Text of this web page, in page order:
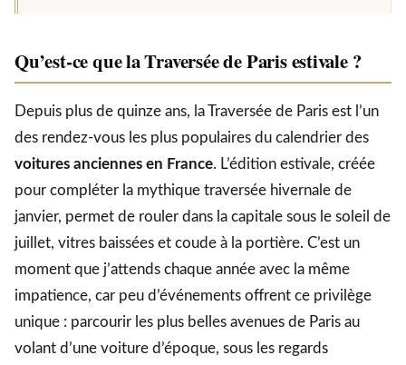
Qu’est-ce que la Traversée de Paris estivale ?
Depuis plus de quinze ans, la Traversée de Paris est l’un
des rendez-vous les plus populaires du calendrier des
voitures anciennes en France. L’édition estivale, créée
pour compléter la mythique traversée hivernale de
janvier, permet de rouler dans la capitale sous le soleil de
juillet, vitres baissées et coude à la portière. C’est un
moment que j’attends chaque année avec la même
impatience, car peu d’événements offrent ce privilège
unique : parcourir les plus belles avenues de Paris au
volant d’une voiture d’époque, sous les regards